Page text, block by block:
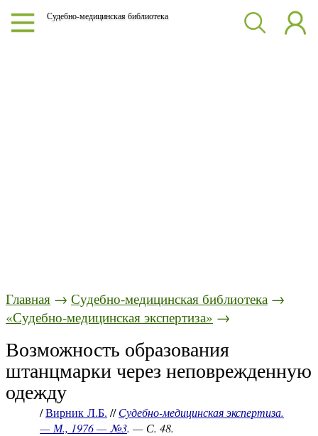
Судебно-медицинская библиотека
Главная → Судебно-медицинская библиотека →
«Судебно-медицинская экспертиза» →
Возможность образования
штанцмарки через неповрежденную
одежду
/Вирник Л.Б. //Судебно-медицинская экспертиза.
— М., 1976 — №3. — С. 48.